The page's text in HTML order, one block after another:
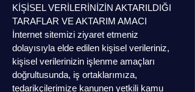
KİŞİSEL VERİLERİNİZİN AKTARILDIĞI
TARAFLAR VE AKTARIM AMACI
İnternet sitemizi ziyaret etmeniz
dolayısıyla elde edilen kişisel verileriniz,
kişisel verilerinizin işlenme amaçları
doğrultusunda, iş ortaklarımıza,
tedarikçilerimize kanunen yetkili kamu